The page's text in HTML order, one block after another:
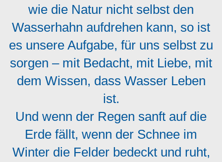
wie die Natur nicht selbst den
Wasserhahn aufdrehen kann, so ist
es unsere Aufgabe, für uns selbst zu
sorgen – mit Bedacht, mit Liebe, mit
dem Wissen, dass Wasser Leben
ist.
Und wenn der Regen sanft auf die
Erde fällt, wenn der Schnee im
Winter die Felder bedeckt und ruht,